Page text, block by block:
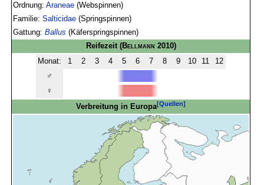
Ordnung:Araneae (Webspinnen)
Familie:Salticidae (Springspinnen)
Gattung:Ballus (Käferspringspinnen)
Reifezeit (Bellmann 2010)
Monat:
1 2 3 4 5 6 7 8 9 10 11
12
♂
♀
Verbreitung in Europa[Quellen]